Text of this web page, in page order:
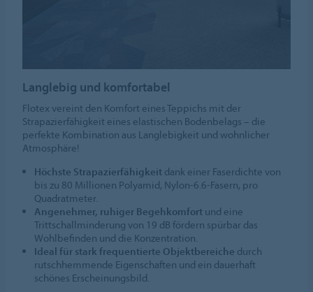
Langlebig und komfortabel
Flotex vereint den Komfort eines Teppichs mit der
Strapazierfähigkeit eines elastischen Bodenbelags – die
perfekte Kombination aus Langlebigkeit und wohnlicher
Atmosphäre!
Höchste Strapazierfähigkeitdank einer Faserdichte von
bis zu 80 Millionen Polyamid, Nylon-6.6-Fasern, pro
Quadratmeter.
Angenehmer, ruhiger Begehkomfortund eine
Trittschallminderung von 19 dB fördern spürbar das
Wohlbefinden und die Konzentration.
Ideal für stark frequentierte Objektbereiche durch
rutschhemmende Eigenschaften und ein dauerhaft
schönes Erscheinungsbild.